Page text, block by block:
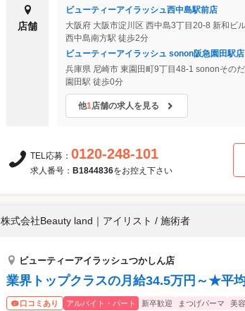
店舗
ビューティーアイラッシュ西中島駅前店
大阪府 大阪市淀川区 西中島3丁目20-8 新和ビ
西中島南方駅 徒歩2分
ビューティーアイラッシュ sonon阪急園田駅店
兵庫県 尼崎市 東園田町9丁目48-1 sononその
園田駅 徒歩0分
他1店舗の求人を見る
TEL応募： 0120-248-101
求人番号： B1844836をお控え下さい
株式会社Beauty land ｜ アイリスト / 施術者
ビューティーアイラッシュつかしん店
業界トップクラスの月給34.5万円～★平
口コミあり アルバイト・パート 新卒歓迎 まつげパーマ 美